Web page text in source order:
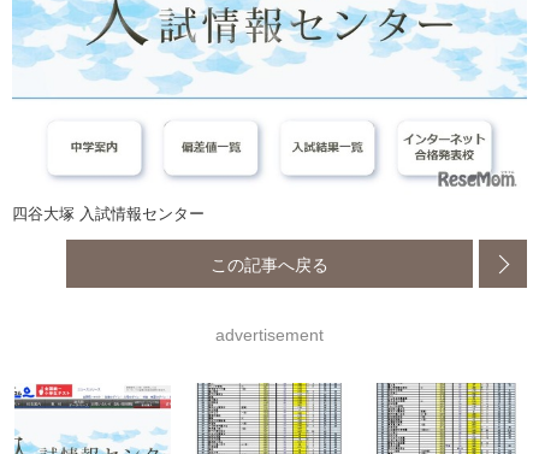
四谷大塚 入試情報センター
この記事へ戻る
advertisement